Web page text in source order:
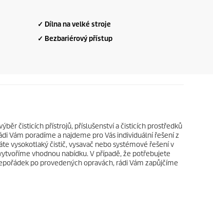
✓ Dílna na velké stroje
✓ Bezbariérový přístup
čisticích přístrojů, příslušenství a čisticích prostředků
Vám poradíme a najdeme pro Vás individuální řešení z
vysokotlaký čistič, vysavač nebo systémové řešení v
vhodnou nabídku. V případě, že potřebujete
po provedených opravách, rádi Vám zapůjčíme